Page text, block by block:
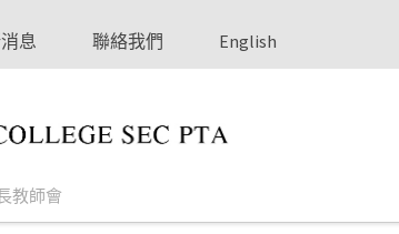
息 聯絡我們 English
教師會